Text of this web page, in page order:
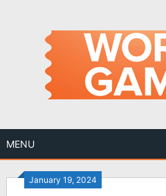
MENU
January 19, 2024